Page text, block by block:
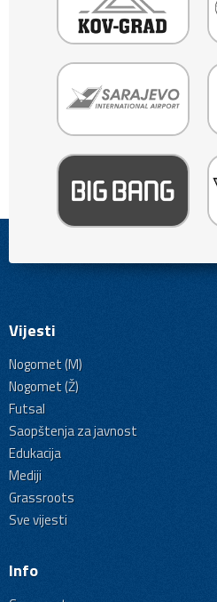
Vijesti
Nogomet (M)
Nogomet (Ž)
Futsal
Saopštenja za javnost
Edukacija
Mediji
Grassroots
Sve vijesti
Info